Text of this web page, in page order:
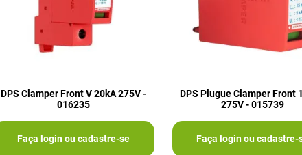
DPS Clamper Front V 20kA 275V -
016235
Faça login ou cadastre-se
DPS Plugue Clamper Front
275V - 015739
Faça login ou cadastre-